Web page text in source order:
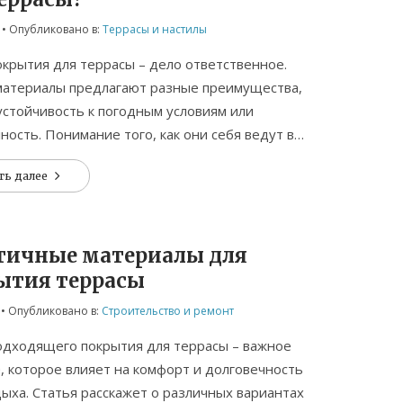
• Опубликовано в: Террасы и настилы
для террасы – дело ответственное.
предлагают разные преимущества,
к погодным условиям или
Понимание того, как они себя ведут в
условиях, поможет выбрать оптимальное
статье мы рассмотрим наиболее
далее
материалы для
террасы
Опубликовано в: Строительство и ремонт
покрытия для террасы – важное
влияет на комфорт и долговечность
Статья расскажет о различных вариантах